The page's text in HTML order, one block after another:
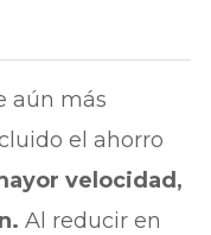
aún más
el ahorro
velocidad,
Al reducir en